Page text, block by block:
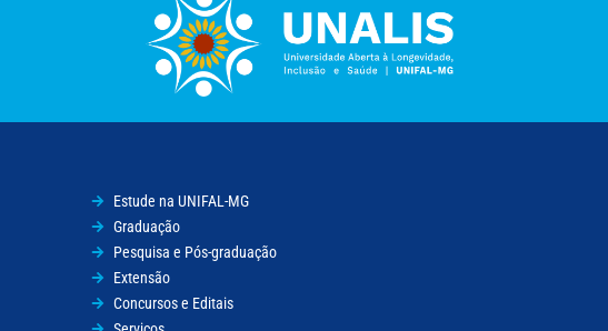
Estude na UNIFAL-MG
Graduação
Pesquisa e Pós-graduação
Extensão
Concursos e Editais